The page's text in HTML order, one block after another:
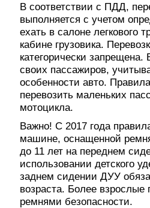
В соответствии с ПДД,
выполняется с учетом
ехать в салоне легкового
кабине грузовика.
категорически
своих пассажиров,
особенности авто.
перевозить маленьких
мотоцикла.
Важно! С 2017 года
машине, оснащенной
до 11 лет на переднем
использовании детского
заднем сидении ДУУ
возраста. Более
ремнями безопасности.